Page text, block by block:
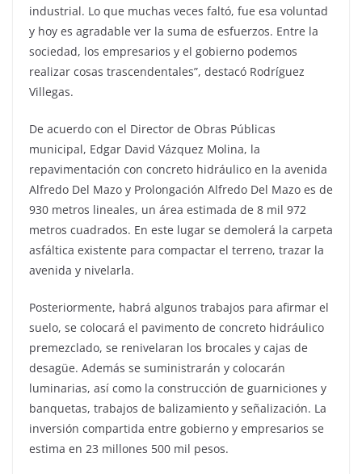
industrial. Lo que muchas veces faltó, fue esa voluntad
y hoy es agradable ver la suma de esfuerzos. Entre la
sociedad, los empresarios y el gobierno podemos
realizar cosas trascendentales”, destacó Rodríguez
Villegas.
De acuerdo con el Director de Obras Públicas
municipal, Edgar David Vázquez Molina, la
repavimentación con concreto hidráulico en la avenida
Alfredo Del Mazo y Prolongación Alfredo Del Mazo es de
930 metros lineales, un área estimada de 8 mil 972
metros cuadrados. En este lugar se demolerá la carpeta
asfáltica existente para compactar el terreno, trazar la
avenida y nivelarla.
Posteriormente, habrá algunos trabajos para afirmar el
suelo, se colocará el pavimento de concreto hidráulico
premezclado, se renivelaran los brocales y cajas de
desagüe. Además se suministrarán y colocarán
luminarias, así como la construcción de guarniciones y
banquetas, trabajos de balizamiento y señalización. La
inversión compartida entre gobierno y empresarios se
estima en 23 millones 500 mil pesos.